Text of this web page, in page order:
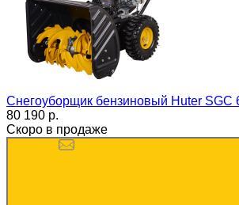
Снегоуборщик бензиновый Huter SGC
80 190 p.
Скоро в продаже